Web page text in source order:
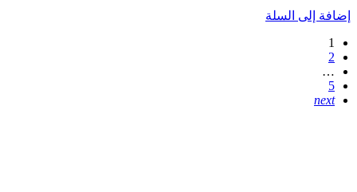
إضافة إلى السلة
1
2
…
5
next